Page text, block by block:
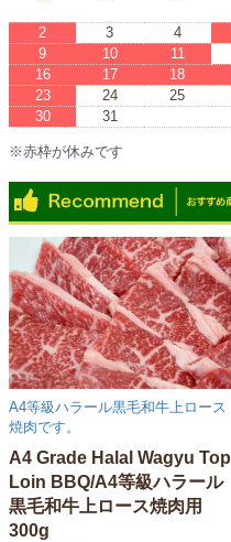
2
3 4
9
10 11
16
17 18
23
24 25
30
31
※赤枠が休みです
A4等級ハラール黒毛和牛上ロース
焼肉です。
A4 Grade Halal Wagyu Top
Loin BBQ/A4等級ハラール
黒毛和牛上ロース焼肉用
300g